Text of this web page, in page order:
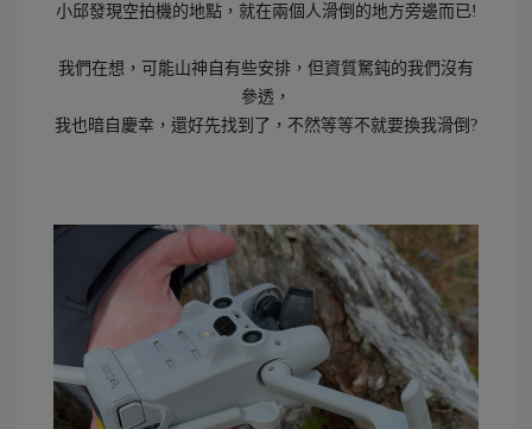
小邱發現空拍機的地點，就在兩個人滑倒的地方旁邊而已!
我們在想，可能山神自有些安排，但資質駑鈍的我們沒有
參透，
我也暗自慶幸，還好先找到了，不然等等不就要換我滑倒?